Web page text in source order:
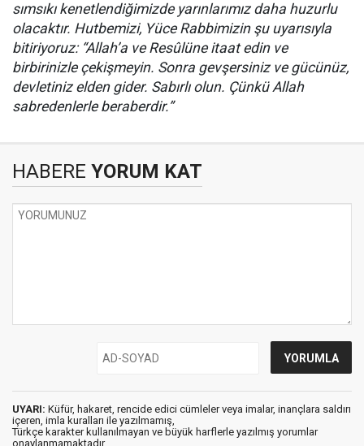
sımsıkı kenetlendiğimizde yarınlarımız daha huzurlu
olacaktır. Hutbemizi, Yüce Rabbimizin şu uyarısıyla
bitiriyoruz: “Allah’a ve Resûlüne itaat edin ve
birbirinizle çekişmeyin. Sonra gevşersiniz ve gücünüz,
devletiniz elden gider. Sabırlı olun. Çünkü Allah
sabredenlerle beraberdir.”
HABERE YORUM KAT
UYARI: Küfür, hakaret, rencide edici cümleler veya imalar, inançlara saldırı
içeren, imla kuralları ile yazılmamış,
Türkçe karakter kullanılmayan ve büyük harflerle yazılmış yorumlar
onaylanmamaktadır.